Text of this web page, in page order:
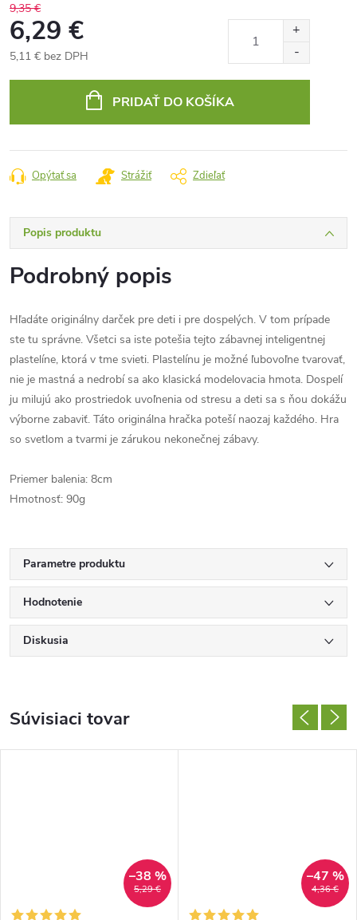
9,35 €
6,29 €
5,11 € bez DPH
PRIDAŤ DO KOŠÍKA
Opýtať sa Strážiť Zdieľať
Popis produktu
Podrobný popis
Hľadáte originálny darček pre deti i pre dospelých. V tom prípade
ste tu správne. Všetci sa iste potešia tejto zábavnej inteligentnej
plastelíne, ktorá v tme svieti. Plastelínu je možné ľubovoľne tvarovať,
nie je mastná a nedrobí sa ako klasická modelovacia hmota. Dospelí
ju milujú ako prostriedok uvoľnenia od stresu a deti sa s ňou dokážu
výborne zabaviť. Táto originálna hračka poteší naozaj každého. Hra
so svetlom a tvarmi je zárukou nekonečnej zábavy.
Priemer balenia: 8cm
Hmotnosť: 90g
Parametre produktu
Hodnotenie
Diskusia
Súvisiaci tovar
5,29 €
–38 %
4,36 €
–47 %